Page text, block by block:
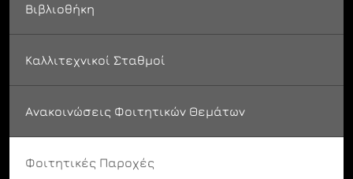
Βιβλιοθήκη
Καλλιτεχνικοί Σταθμοί
Ανακοινώσεις Φοιτητικών Θεμάτων
Φοιτητικές Παροχές